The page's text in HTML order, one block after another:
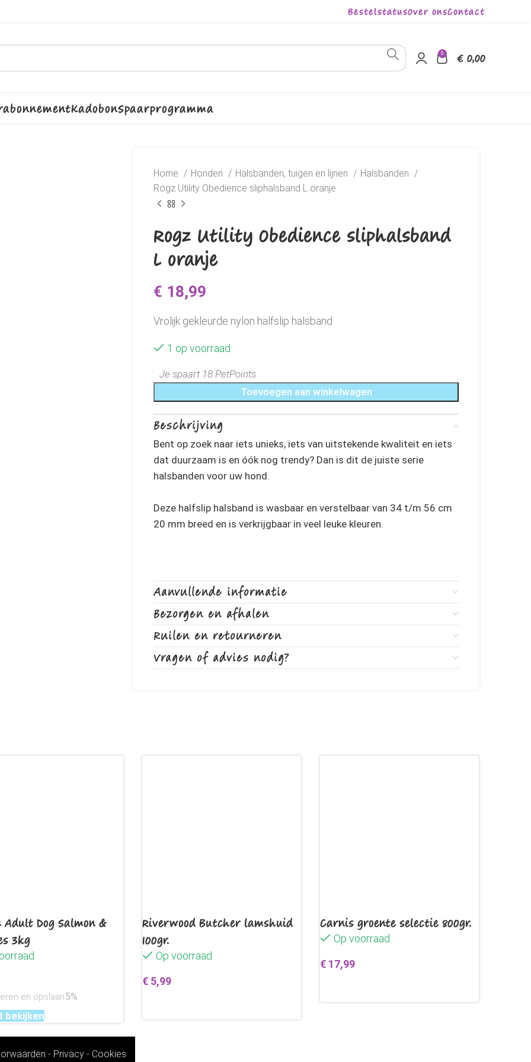
BestelstatusOver onsContact
0 € 0,00
KadobonSpaarprogramma
Home Honden Halsbanden, tuigen en lijnen
Halsbanden
Rogz Utility Obedience sliphalsband L oranje
Rogz Utility Obedience sliphalsband
L oranje
€ 18,99
Vrolijk gekleurde nylon halfslip halsband
1 op voorraad
Je spaart 18 PetPoints
Toevoegen aan winkelwagen
Beschrijving
Bent op zoek naar iets unieks, iets van uitstekende kwaliteit en iets
dat duurzaam is en óók nog trendy? Dan is dit de juiste serie
halsbanden voor uw hond.
Deze halfslip halsband is wasbaar en verstelbaar van 34 t/m 56 cm
20 mm breed en is verkrijgbaar in veel leuke kleuren.
Aanvullende informatie
Bezorgen en afhalen
Ruilen en retourneren
Vragen of advies nodig?
Adult Dog Salmon &
3kg
en opslaan5%
bekijken
Riverwood Butcher lamshuid
100gr.
Op voorraad
€ 5,99
Carnis groente selectie 800gr.
Op voorraad
€ 17,99
- Privacy - Cookies